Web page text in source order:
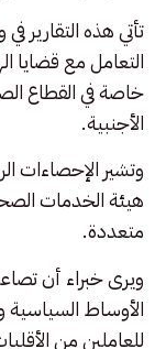
تأتي هذه التقارير
التعامل مع قضايا
خاصة في القطاع
الأجنبية.
وتشير الإحصاءات
هيئة الخدمات
متعددة.
ويرى خبراء أن
الأوساط السياسية
للعاملين من